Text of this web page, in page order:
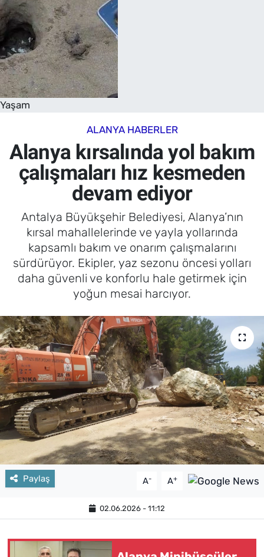
Yaşam
ALANYA HABERLER
Alanya kırsalında yol bakım
çalışmaları hız kesmeden
devam ediyor
Antalya Büyükşehir Belediyesi, Alanya’nın
kırsal mahallelerinde ve yayla yollarında
kapsamlı bakım ve onarım çalışmalarını
sürdürüyor. Ekipler, yaz sezonu öncesi yolları
daha güvenli ve konforlu hale getirmek için
yoğun mesai harcıyor.
Paylaş A- A+
02.06.2026 - 11:12